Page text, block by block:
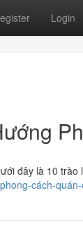
Login
đây là 10
cách-